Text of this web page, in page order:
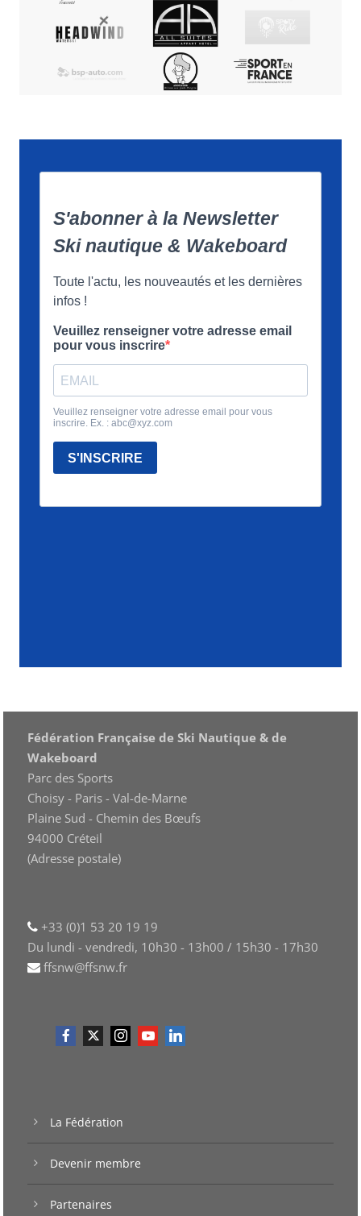
Fédération Française de Ski Nautique & de
Wakeboard
Parc des Sports
Choisy - Paris - Val-de-Marne
Plaine Sud - Chemin des Bœufs
94000 Créteil
(Adresse postale)
+33 (0)1 53 20 19 19
Du lundi - vendredi, 10h30 - 13h00 / 15h30 - 17h30
ffsnw@ffsnw.fr
La Fédération
Devenir membre
Partenaires